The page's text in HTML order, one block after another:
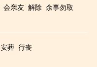
会亲友 解除 余事勿取
安葬 行丧